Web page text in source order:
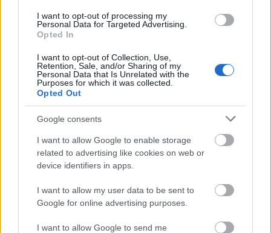
I want to opt-out of processing my
Personal Data for Targeted Advertising.
Opted In
I want to opt-out of Collection, Use,
Retention, Sale, and/or Sharing of my
Personal Data that Is Unrelated with the
Purposes for which it was collected.
Opted Out
Google consents
I want to allow Google to enable storage
related to advertising like cookies on web or
device identifiers in apps.
I want to allow my user data to be sent to
Google for online advertising purposes.
I want to allow Google to send me